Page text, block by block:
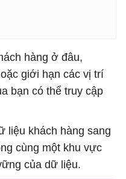
hàng ở đâu,
giới hạn các vị trí
bạn có thể truy cập
liệu khách hàng sang
cùng một khu vực
của dữ liệu.